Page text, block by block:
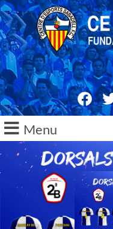
Menu